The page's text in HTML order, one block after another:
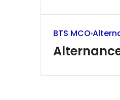
BTS MCO